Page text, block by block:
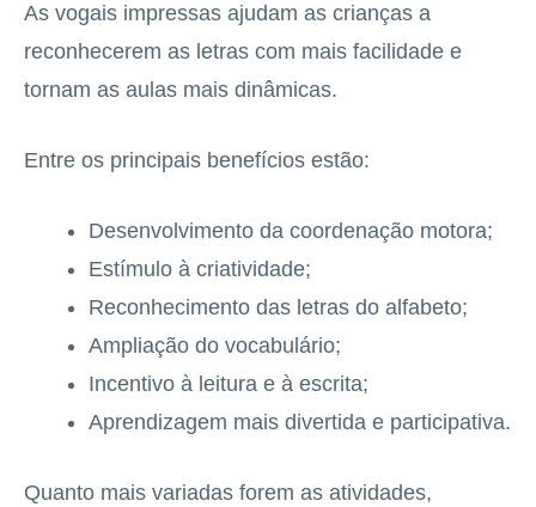
As vogais impressas ajudam as crianças a
reconhecerem as letras com mais facilidade e
tornam as aulas mais dinâmicas.
Entre os principais benefícios estão:
Desenvolvimento da coordenação motora;
Estímulo à criatividade;
Reconhecimento das letras do alfabeto;
Ampliação do vocabulário;
Incentivo à leitura e à escrita;
Aprendizagem mais divertida e participativa.
Quanto mais variadas forem as atividades,